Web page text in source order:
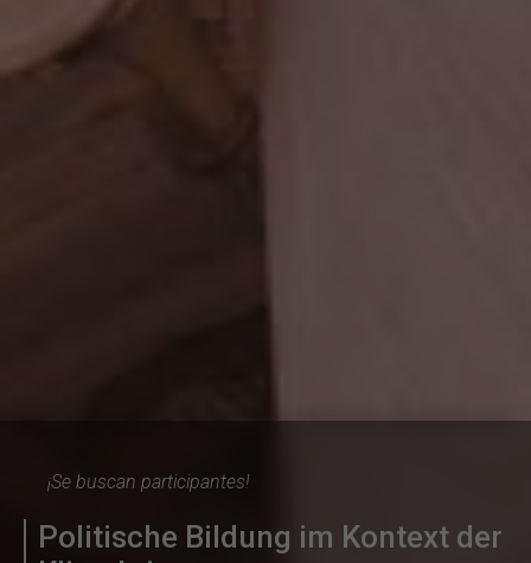
¡Se buscan participantes!
Politische Bildung im Kontext der